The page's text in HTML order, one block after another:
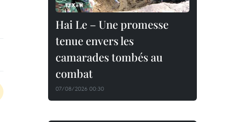
Hai Le – Une promesse
tenue envers les
camarades tombés au
combat
07/08/2026 00:30